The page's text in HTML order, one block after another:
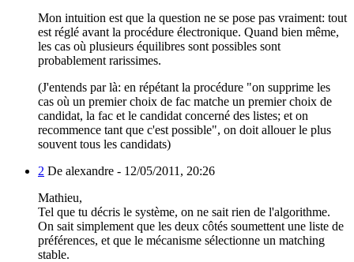
Mon intuition est que la question ne se pose pas vraiment: tout
est réglé avant la procédure électronique. Quand bien même,
les cas où plusieurs équilibres sont possibles sont
probablement rarissimes.
(J'entends par là: en répétant la procédure "on supprime les
cas où un premier choix de fac matche un premier choix de
candidat, la fac et le candidat concerné des listes; et on
recommence tant que c'est possible", on doit allouer le plus
souvent tous les candidats)
2 De alexandre - 12/05/2011, 20:26
Mathieu,
Tel que tu décris le système, on ne sait rien de l'algorithme.
On sait simplement que les deux côtés soumettent une liste de
préférences, et que le mécanisme sélectionne un matching
stable.